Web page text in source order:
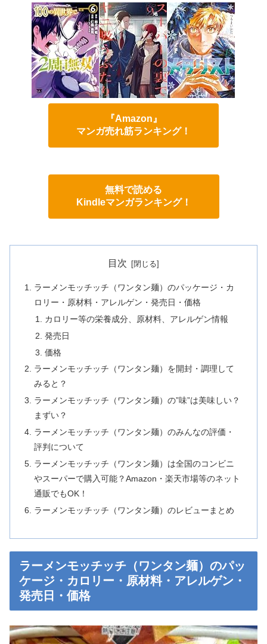
『Amazon』
マンガ売れ筋ランキング！
無料で読める
Kindleマンガランキング！
目次
ラーメンモッチッチ（ワンタン麺）のパッケージ・カ
ロリー・原材料・アレルゲン・発売日・価格
カロリー等の栄養成分、原材料、アレルゲン情報
発売日
価格
ラーメンモッチッチ（ワンタン麺）を開封・調理して
みると？
ラーメンモッチッチ（ワンタン麺）の”味”は美味しい？
まずい？
ラーメンモッチッチ（ワンタン麺）のみんなの評価・
評判について
ラーメンモッチッチ（ワンタン麺）は全国のコンビニ
やスーパーで購入可能？Amazon・楽天市場等のネット
通販でもOK！
ラーメンモッチッチ（ワンタン麺）のレビューまとめ
ラーメンモッチッチ（ワンタン麺）のパッ
ケージ・カロリー・原材料・アレルゲン・
発売日・価格